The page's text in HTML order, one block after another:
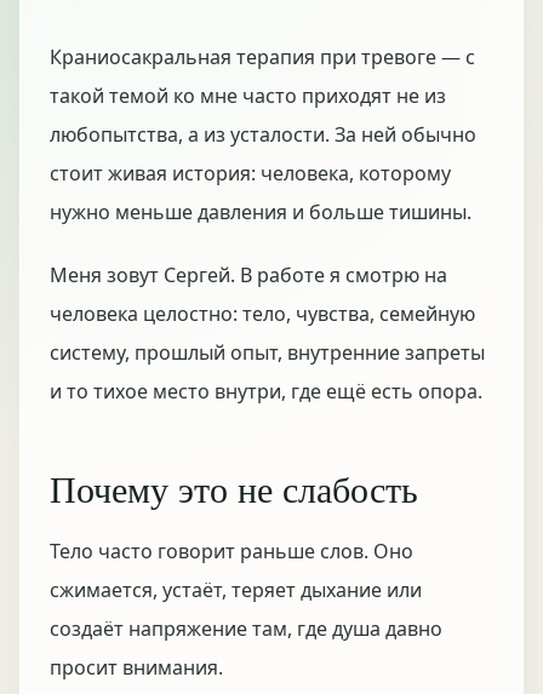
Краниосакральная терапия при тревоге — с
такой темой ко мне часто приходят не из
любопытства, а из усталости. За ней обычно
стоит живая история: человека, которому
нужно меньше давления и больше тишины.
Меня зовут Сергей. В работе я смотрю на
человека целостно: тело, чувства, семейную
систему, прошлый опыт, внутренние запреты
и то тихое место внутри, где ещё есть опора.
Почему это не слабость
Тело часто говорит раньше слов. Оно
сжимается, устаёт, теряет дыхание или
создаёт напряжение там, где душа давно
просит внимания.